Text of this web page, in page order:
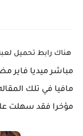
هناك رابط تحميل لعبة
مباشر ميديا فاير
مافيا في تلك
مؤخرا فقد سهلت